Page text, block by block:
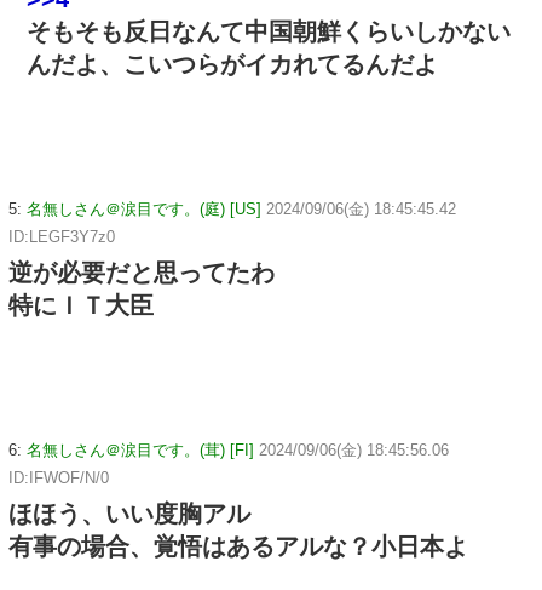
そもそも反日なんて中国朝鮮くらいしかない
んだよ、こいつらがイカれてるんだよ
5: 名無しさん＠涙目です。(庭) [US] 2024/09/06(金) 18:45:45.42
ID:LEGF3Y7z0
逆が必要だと思ってたわ
特にＩＴ大臣
6: 名無しさん＠涙目です。(茸) [FI] 2024/09/06(金) 18:45:56.06
ID:IFWOF/N/0
ほほう、いい度胸アル
有事の場合、覚悟はあるアルな？小日本よ